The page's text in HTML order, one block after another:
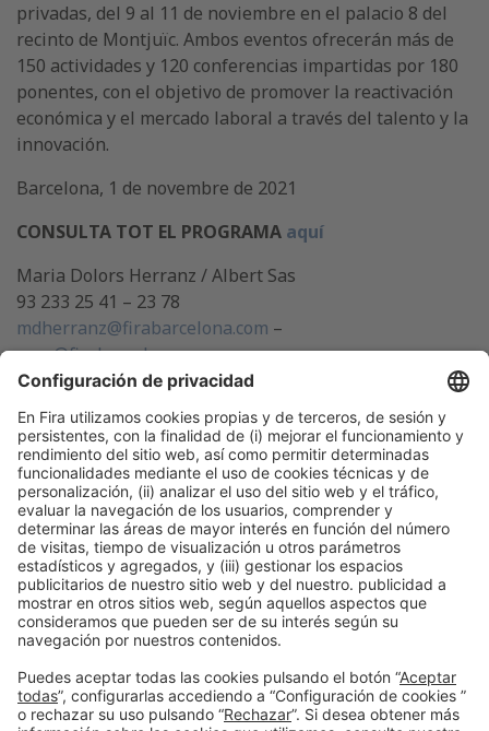
privadas, del 9 al 11 de noviembre en el palacio 8 del
recinto de Montjuïc. Ambos eventos ofrecerán más de
150 actividades y 120 conferencias impartidas por 180
ponentes, con el objetivo de promover la reactivación
económica y el mercado laboral a través del talento y la
innovación.
Barcelona, 1 de novembre de 2021
CONSULTA TOT EL PROGRAMA aquí
Maria Dolors Herranz / Albert Sas
93 233 25 41 – 23 78
mdherranz@firabarcelona.com –
asas@firabarcelona.com
Colaboran
Información generalAviso legalPolítica de cookies